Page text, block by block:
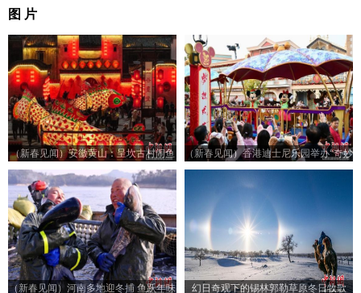
图 片
（新春见闻）安徽黄山：呈坎古村闹鱼
（新春见闻）香港迪士尼乐园举办“奇妙
年年” 活动贺新年
（新春见闻）河南多地迎冬捕 鱼跃年味 幻日奇观下的锡林郭勒草原冬日牧歌